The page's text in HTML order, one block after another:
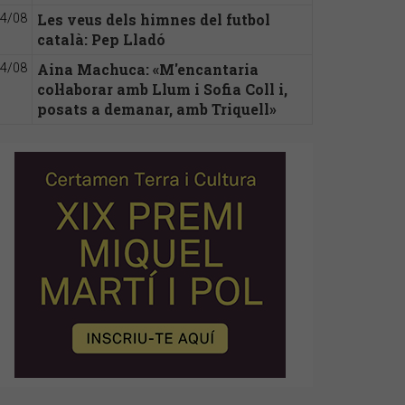
08
Les veus dels himnes del futbol
català: Pep Lladó
08
Aina Machuca: «M'encantaria
col·laborar amb Llum i Sofia Coll i,
posats a demanar, amb Triquell»